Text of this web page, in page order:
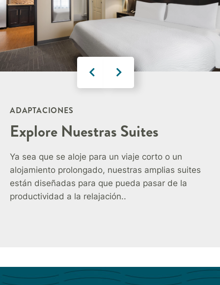
ADAPTACIONES
Explore Nuestras Suites
Ya sea que se aloje para un viaje corto o un
alojamiento prolongado, nuestras amplias suites
están diseñadas para que pueda pasar de la
productividad a la relajación..